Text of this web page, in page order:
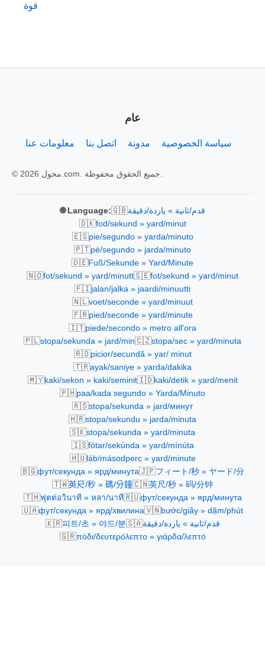
قوة
عام
معلومات عنا اتصل بنا مدونة سياسة الخصوصية
🌐 Language:🇬🇧قدم/ثانية » ياردة/دقيقة
🇩🇰fod/sekund » yard/minut
🇪🇸pie/segundo » yarda/minuto
🇵🇹pé/segundo » jarda/minuto
🇩🇪Fuß/Sekunde » Yard/Minute
🇳🇴fot/sekund » yard/minutt🇸🇪fot/sekund » yard/minut
🇫🇮jalan/jalka » jaardi/minuutti
🇳🇱voet/seconde » yard/minuut
🇫🇷pied/seconde » yard/minute
🇮🇹piede/secondo » metro all'ora
🇵🇱stopa/sekunda » jard/min🇨🇿stopa/sec » yard/minuta
🇷🇴picior/secundă » yar/ minut
🇹🇷ayak/saniye » yarda/dakika
🇲🇾kaki/sekon » kaki/seminit🇮🇩kaki/detik » yard/menit
🇵🇭paa/kada segundo » Yarda/Minuto
🇷🇸stopa/sekunda » jard/минут
🇭🇷stopa/sekundu » jarda/minuta
🇸🇰stopa/sekunda » yard/minuta
🇮🇸fótar/sekúnda » yard/mínúta
🇭🇺láb/másodperc » yard/minute
🇧🇬фут/секунда » ярд/минута🇯🇵フィート/秒 » ヤード/分
🇹🇼英尺/秒 » 碼/分鐘🇨🇳英尺/秒 » 码/分钟
🇹🇭ฟุตต่อวินาที » หลา/นาที🇷🇺фут/секунда » ярд/минута
🇺🇦фут/секунда » ярд/хвилина🇻🇳bước/giây » dặm/phút
🇰🇷피트/초 » 야드/분🇸🇦قدم/ثانية » ياردة/دقيقة
🇬🇷πόδι/δευτερόλεπτο » γιάρδα/λεπτό